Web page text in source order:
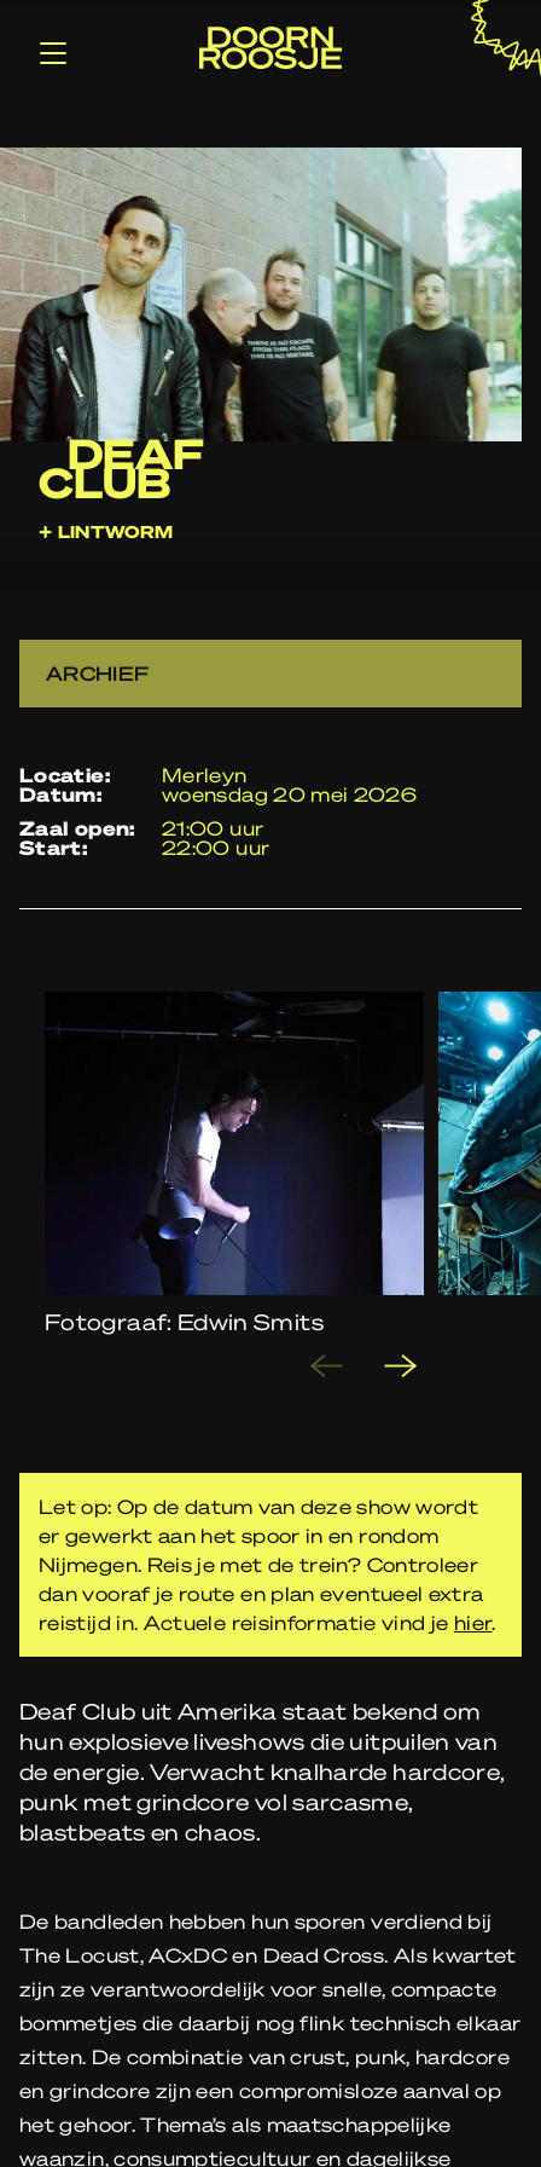
DEAF
CLUB
+ LINTWORM
ARCHIEF
locatie: Merleyn
datum:
woensdag 20 mei 2026
zaal open:
21:00 uur
start: 22:00 uur
Fotograaf: Edwin Smits
Let op: Op de datum van deze show wordt
er gewerkt aan het spoor in en rondom
Nijmegen. Reis je met de trein? Controleer
dan vooraf je route en plan eventueel extra
reistijd in. Actuele reisinformatie vind je hier.
Deaf Club uit Amerika staat bekend om
hun explosieve liveshows die uitpuilen van
de energie. Verwacht knalharde hardcore,
punk met grindcore vol sarcasme,
blastbeats en chaos.
De bandleden hebben hun sporen verdiend bij
The Locust, ACxDC en Dead Cross. Als kwartet
zijn ze verantwoordelijk voor snelle, compacte
bommetjes die daarbij nog flink technisch elkaar
zitten. De combinatie van crust, punk, hardcore
en grindcore zijn een compromisloze aanval op
het gehoor. Thema’s als maatschappelijke
waanzin, consumptiecultuur en dagelijkse